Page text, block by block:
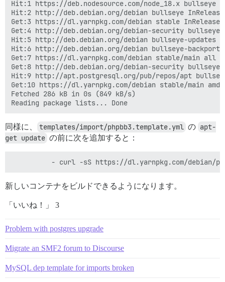
Hit:1 https://deb.nodesource.com/node_18.x bullseye
Hit:2 http://deb.debian.org/debian bullseye InRelease
Get:3 https://dl.yarnpkg.com/debian stable InRelease
Get:4 http://deb.debian.org/debian-security
Hit:5 http://deb.debian.org/debian bullseye-updates
Hit:6 http://deb.debian.org/debian bullseye-backports
Get:7 https://dl.yarnpkg.com/debian stable/main all
Get:8 http://deb.debian.org/debian-security bullseye-
Hit:9 http://apt.postgresql.org/pub/repos/apt
Get:10 https://dl.yarnpkg.com/debian stable/main
Fetched 286 kB in 0s (849 kB/s)
同様に、 templates/import/phpbb3.template.yml の apt-
get update の前に次を追加すると：
新しいコンテナをビルドできるようになります。
「いいね！」 3
Problem with postgres upgrade
Migrate an SMF2 forum to Discourse
MySQL dep template for imports broken